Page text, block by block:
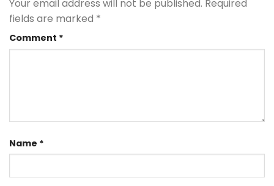
Your email address will not be published. Required
fields are marked *
Comment *
Name *